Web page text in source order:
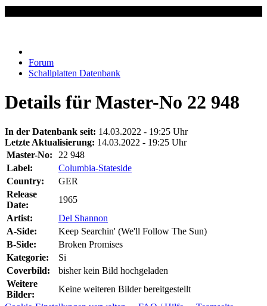
Forum
Schallplatten Datenbank
Details für Master-No 22 948
In der Datenbank seit: 14.03.2022 - 19:25 Uhr
Letzte Aktualisierung: 14.03.2022 - 19:25 Uhr
Master-No:
22 948
Label:
Columbia-Stateside
Country:
GER
Release
Date:
1965
Artist:
Del Shannon
A-Side:
Keep Searchin' (We'll Follow The Sun)
B-Side:
Broken Promises
Kategorie:
Si
Coverbild:
bisher kein Bild hochgeladen
Weitere
Bilder:
Keine weiteren Bilder bereitgestellt